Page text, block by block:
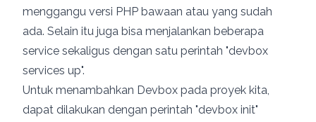
menggangu versi PHP bawaan atau yang sudah
ada. Selain itu juga bisa menjalankan beberapa
service sekaligus dengan satu perintah "devbox
services up".
Untuk menambahkan Devbox pada proyek kita,
dapat dilakukan dengan perintah "devbox init"